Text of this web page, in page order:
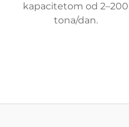
kapacitetom od 2–200
tona/dan.